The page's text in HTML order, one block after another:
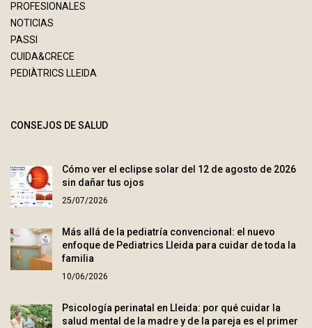
PROFESIONALES
NOTICIAS
PASSI
CUIDA&CRECE
PEDIÀTRICS LLEIDA
CONSEJOS DE SALUD
Cómo ver el eclipse solar del 12 de agosto de 2026
sin dañar tus ojos
25/07/2026
Más allá de la pediatría convencional: el nuevo
enfoque de Pediatrics Lleida para cuidar de toda la
familia
10/06/2026
Psicología perinatal en Lleida: por qué cuidar la
salud mental de la madre y de la pareja es el primer